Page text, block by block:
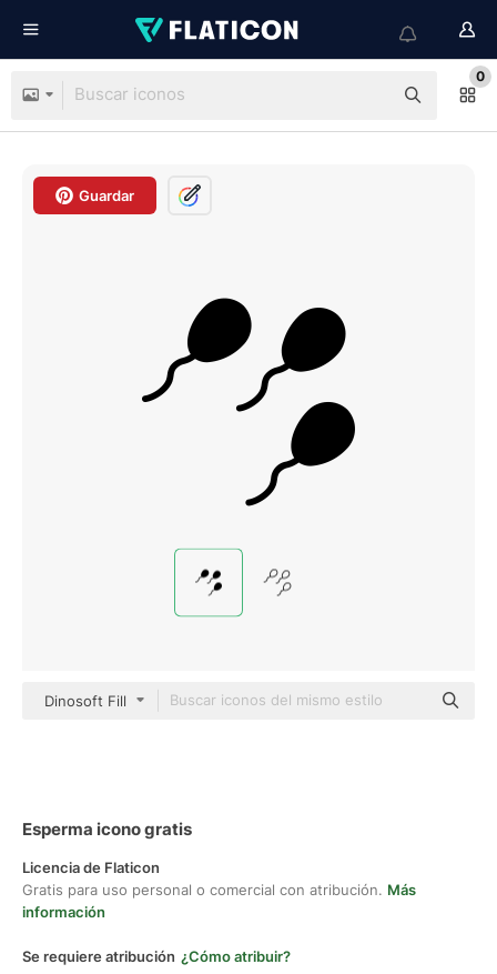
0
Guardar
Dinosoft Fill
Esperma icono gratis
Licencia de Flaticon
Gratis para uso personal o comercial con atribución. Más
información
Se requiere atribución ¿Cómo atribuir?